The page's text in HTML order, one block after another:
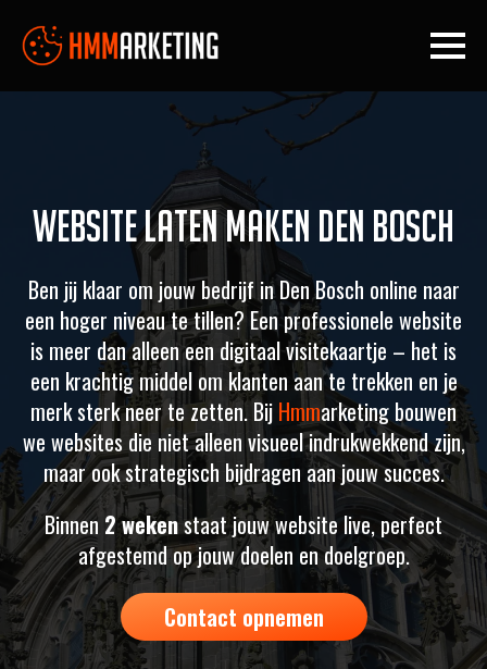
Website laten maken Den Bosch
Ben jij klaar om jouw bedrijf in Den Bosch online naar
een hoger niveau te tillen? Een professionele website
is meer dan alleen een digitaal visitekaartje – het is
een krachtig middel om klanten aan te trekken en je
merk sterk neer te zetten. Bij Hmmarketing bouwen
we websites die niet alleen visueel indrukwekkend zijn,
maar ook strategisch bijdragen aan jouw succes.
Binnen 2 wekenstaat jouw website live, perfect
afgestemd op jouw doelen en doelgroep.
Contact opnemen